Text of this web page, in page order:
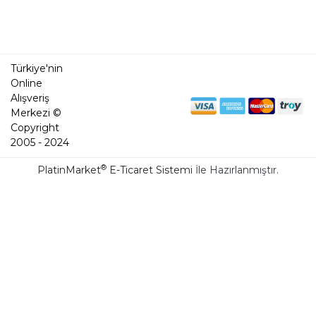
Türkiye'nin
Online
Alışveriş
Merkezi ©
Copyright
2005 - 2024
PlatinMarket® E-Ticaret Sistemi İle Hazırlanmıştır.